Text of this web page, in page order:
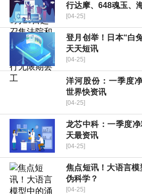
行达摩、648魂玉、
[04-25]
登月创举！日本“白
天天短讯
[04-25]
洋河股份：一季度
世界快资讯
[04-25]
龙芯中科：一季度
天最资讯
[04-25]
焦点短讯！大语言
伪科学？
[04-25]